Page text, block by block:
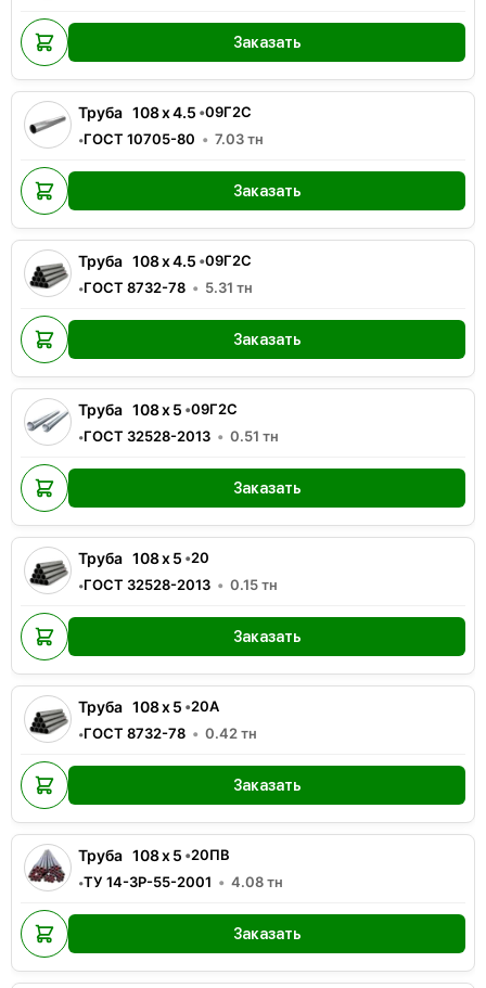
Заказать
Труба 108x4.5 •09Г2С
•ГОСТ 10705-80 7.03тн
Заказать
Труба 108x4.5 •09Г2С
•ГОСТ 8732-78 5.31 тн
Заказать
Труба 108x5 •09Г2С
•ГОСТ 32528-2013 0.51 тн
Заказать
Труба 108x5 •20
•ГОСТ 32528-2013 0.15тн
Заказать
Труба 108x5 •20А
•ГОСТ 8732-78 0.42 тн
Заказать
Труба 108x5 •20ПВ
•ТУ 14-3Р-55-2001 4.08тн
Заказать